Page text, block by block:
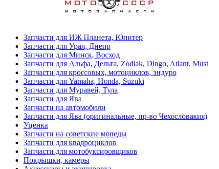
Запчасти для ИЖ Планета, Юпитер
Запчасти для Урал, Днепр
Запчасти для Минск, Восход
Запчасти для Альфа, Дельта, Zodiak, Dingo, Atlant, Must
Запчасти для кроссовых, мотоциклов, эндуро
Запчасти для Yamaha, Honda, Suzuki
Запчасти для Муравей, Тула
Запчасти для Ява
Запчасти на автомобили
Запчасти для Ява (оригинальные, пр-во Чехословакия)
Уценка
Запчасти на советские мопеды
Запчасти для квадроциклов
Запчасти для мотобуксировщиков
Покрышки, камеры